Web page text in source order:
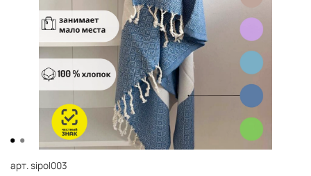
арт.sipol003